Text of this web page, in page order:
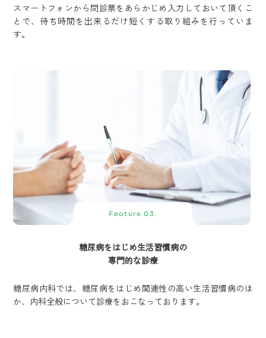
スマートフォンから問診票をあらかじめ入力しておいて頂くこ
とで、待ち時間を出来るだけ短くする取り組みを行っていま
す。
Feature 03.
糖尿病をはじめ生活習慣病の
専門的な診療
糖尿病内科では、糖尿病をはじめ関連性の高い生活習慣病のほ
か、内科全般について診療をおこなっております。